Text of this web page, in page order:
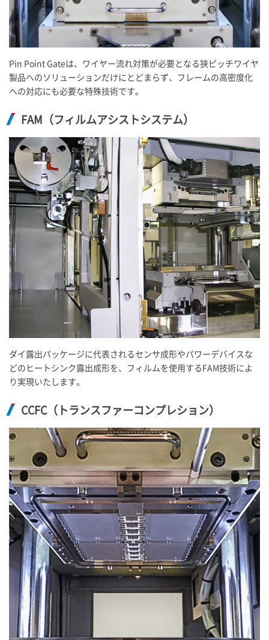
Pin Point Gateは、ワイヤー流れ対策が必要となる狭ピッチワイヤ
製品へのソリューションだけにとどまらず、フレームの高密度化
への対応にも必要な特殊技術です。
FAM（フィルムアシストシステム）
ダイ露出パッケージに代表されるセンサ成形やパワーデバイスな
どのヒートシンク露出成形を、フィルムを使用するFAM技術によ
り実現いたします。
CCFC（トランスファーコンプレション）